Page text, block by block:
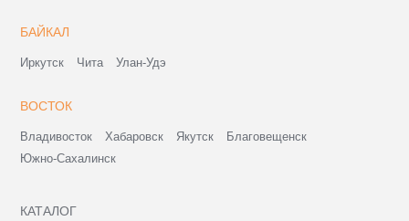
БАЙКАЛ
Иркутск Чита Улан-Удэ
ВОСТОК
Владивосток Хабаровск Якутск
Благовещенск
Южно-Сахалинск
КАТАЛОГ